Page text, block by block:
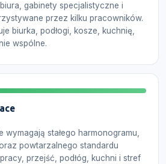
gabinety specjalistyczne i
przez kilku pracowników.
biurka, podłogi, kosze, kuchnię,
wspólne.
wymagają stałego harmonogramu,
powtarzalnego standardu
przejść, podłóg, kuchni i stref